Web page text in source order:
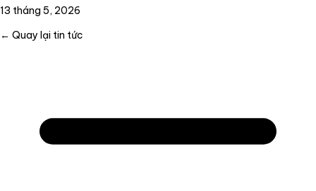
13 tháng 5, 2026
← Quay lại tin tức